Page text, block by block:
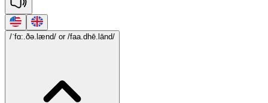
/ˈfɑ:.ðə.lænd/ or /faa.dhē.lānd/